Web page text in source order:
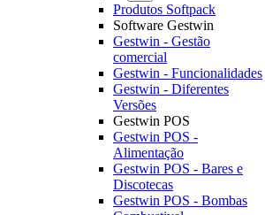
Produtos Softpack
Software Gestwin
Gestwin - Gestão
comercial
Gestwin - Funcionalidades
Gestwin - Diferentes
Versões
Gestwin POS
Gestwin POS -
Alimentação
Gestwin POS - Bares e
Discotecas
Gestwin POS - Bombas